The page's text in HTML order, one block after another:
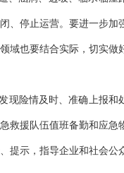
、停止运营。要进一步加
域也要结合实际，切实做
现险情及时、准确上报和
救援队伍值班备勤和应急
提示，指导企业和社会公